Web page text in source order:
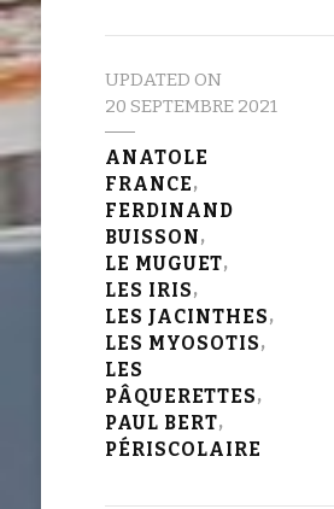
UPDATED ON
20 SEPTEMBRE 2021
ANATOLE
FRANCE
FERDINAND
BUISSON
LE MUGUET
LES IRIS
LES JACINTHES
LES MYOSOTIS
LES
PÂQUERETTES
PAUL BERT
PÉRISCOLAIRE